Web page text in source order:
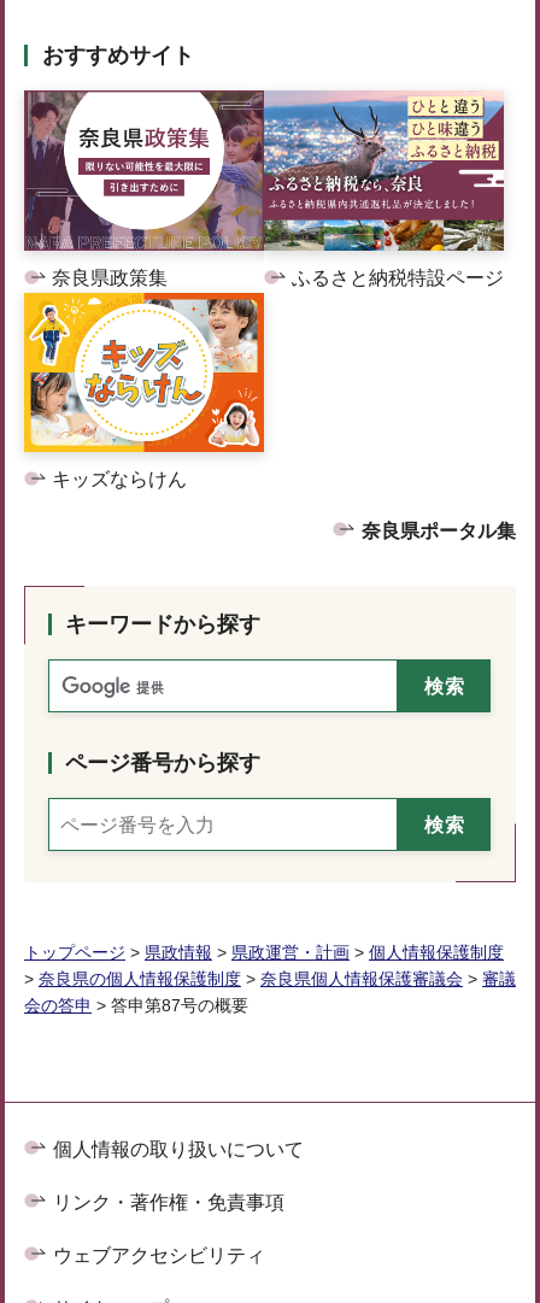
おすすめサイト
奈良県政策集 ふるさと納税特設ページ
キッズならけん
奈良県ポータル集
キーワードから探す
ページ番号から探す
トップページ > 県政情報 > 県政運営・計画 > 個人情報保護制度
> 奈良県の個人情報保護制度 > 奈良県個人情報保護審議会 > 審議
会の答申 > 答申第87号の概要
個人情報の取り扱いについて
リンク・著作権・免責事項
ウェブアクセシビリティ